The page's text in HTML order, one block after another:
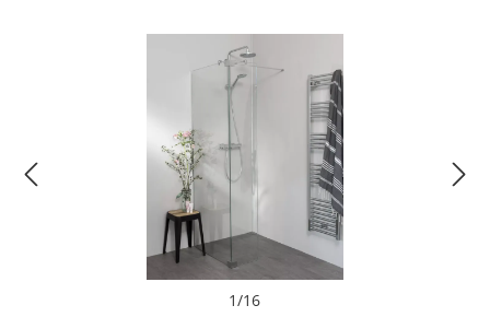
Bildergalerie überspringen
1/16